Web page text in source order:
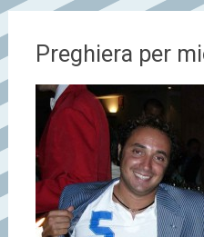
Preghiera per